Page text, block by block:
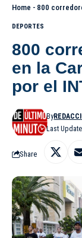
Home - 800
DEPORTES
800
en la
por el
Last
By
Share